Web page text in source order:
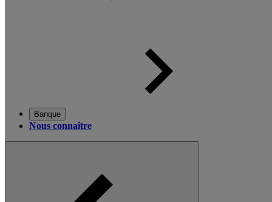
Banque
Nous connaître